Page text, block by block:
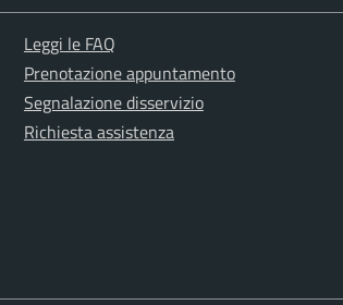
Leggi le FAQ
Prenotazione appuntamento
Segnalazione disservizio
Richiesta assistenza